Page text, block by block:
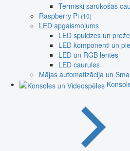
Termiski sarūkošās
Raspberry Pi (10)
LED apgaismojums
LED spuldzes un
LED komponenti un
LED un RGB lentes
LED caurules
Mājas automatizācija un